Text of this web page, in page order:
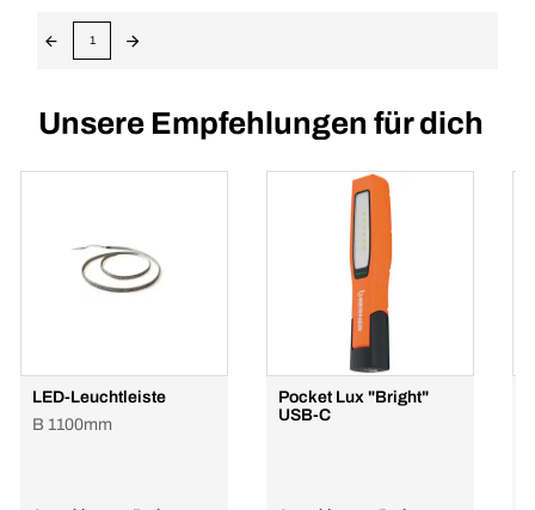
1
Unsere Empfehlungen für dich
LED-Leuchtleiste
B 1100mm
Pocket Lux "Bright"
USB-C